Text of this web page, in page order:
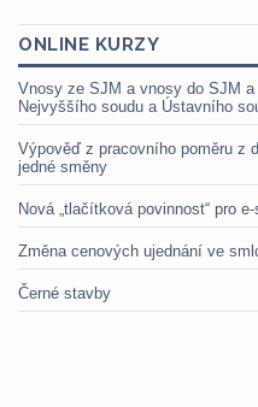
ONLINE KURZY
Vnosy ze SJM a vnosy do SJM
Nejvyššího soudu a Ústavního
Výpověď z pracovního poměru z
jedné směny
Nová „tlačítková povinnost“ pro
Změna cenových ujednání ve
Černé stavby